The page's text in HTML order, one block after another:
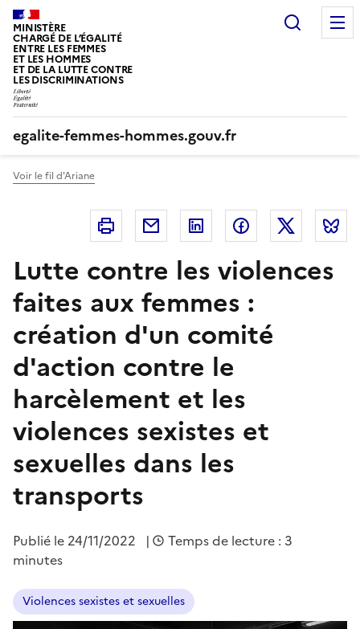
Panneau de gestion des cookies
MINISTÈRE
CHARGÉ DE L’ÉGALITÉ
ENTRE LES FEMMES
ET LES HOMMES
ET DE LA LUTTE CONTRE
LES DISCRIMINATIONS
egalite-femmes-hommes.gouv.fr
Voir le fil d'Ariane
Imprimer Courriel Linkedin FacebookTwitter
Lutte contre les violences
faites aux femmes :
création d'un comité
d'action contre le
harcèlement et les
violences sexistes et
sexuelles dans les
transports
Publié le 24/11/2022 |
Temps de lecture : 3
minutes
Violences sexistes et sexuelles